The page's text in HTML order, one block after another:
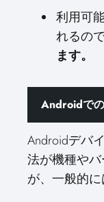
利用可
れるので
ます。
Androidで
Androidデバ
法が機種や
が、一般的に